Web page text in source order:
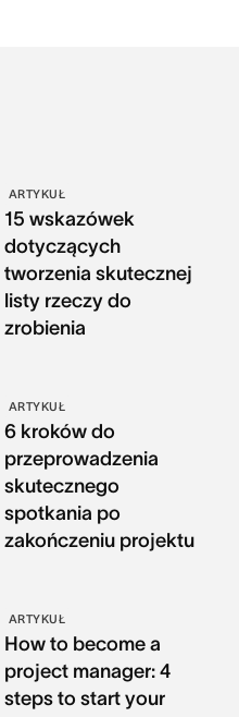
ARTYKUŁ
15 wskazówek
dotyczących
tworzenia skutecznej
listy rzeczy do
zrobienia
ARTYKUŁ
6 kroków do
przeprowadzenia
skutecznego
spotkania po
zakończeniu projektu
ARTYKUŁ
How to become a
project manager: 4
steps to start your